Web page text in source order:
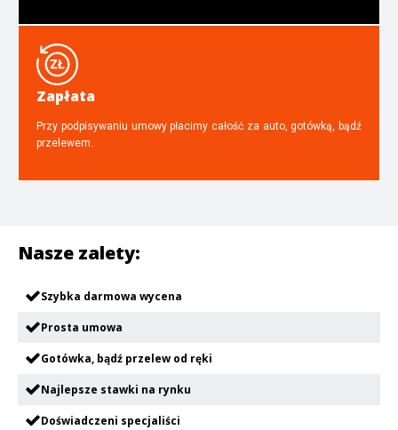
Zapłata
Przy podpisywaniu umowy płacimy całość za auto, gotówką, bądź
przelewem.
Nasze zalety:
Szybka darmowa wycena
Prosta umowa
Gotówka, bądź przelew od ręki
Najlepsze stawki na rynku
Doświadczeni specjaliści